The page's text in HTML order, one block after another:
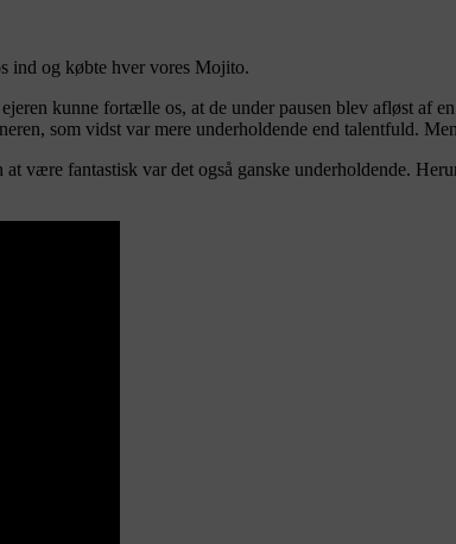
ind og købte hver vores Mojito.
kunne fortælle os, at de under pausen blev afløst af
som vidst var mere underholdende end talentfuld.
være fantastisk var det også ganske underholdende.